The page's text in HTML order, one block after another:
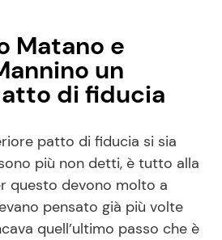
Matano e
un
di fiducia
patto di fiducia si sia
più non detti, è tutto alla
questo devono molto a
pensato già più volte
quell’ultimo passo che è